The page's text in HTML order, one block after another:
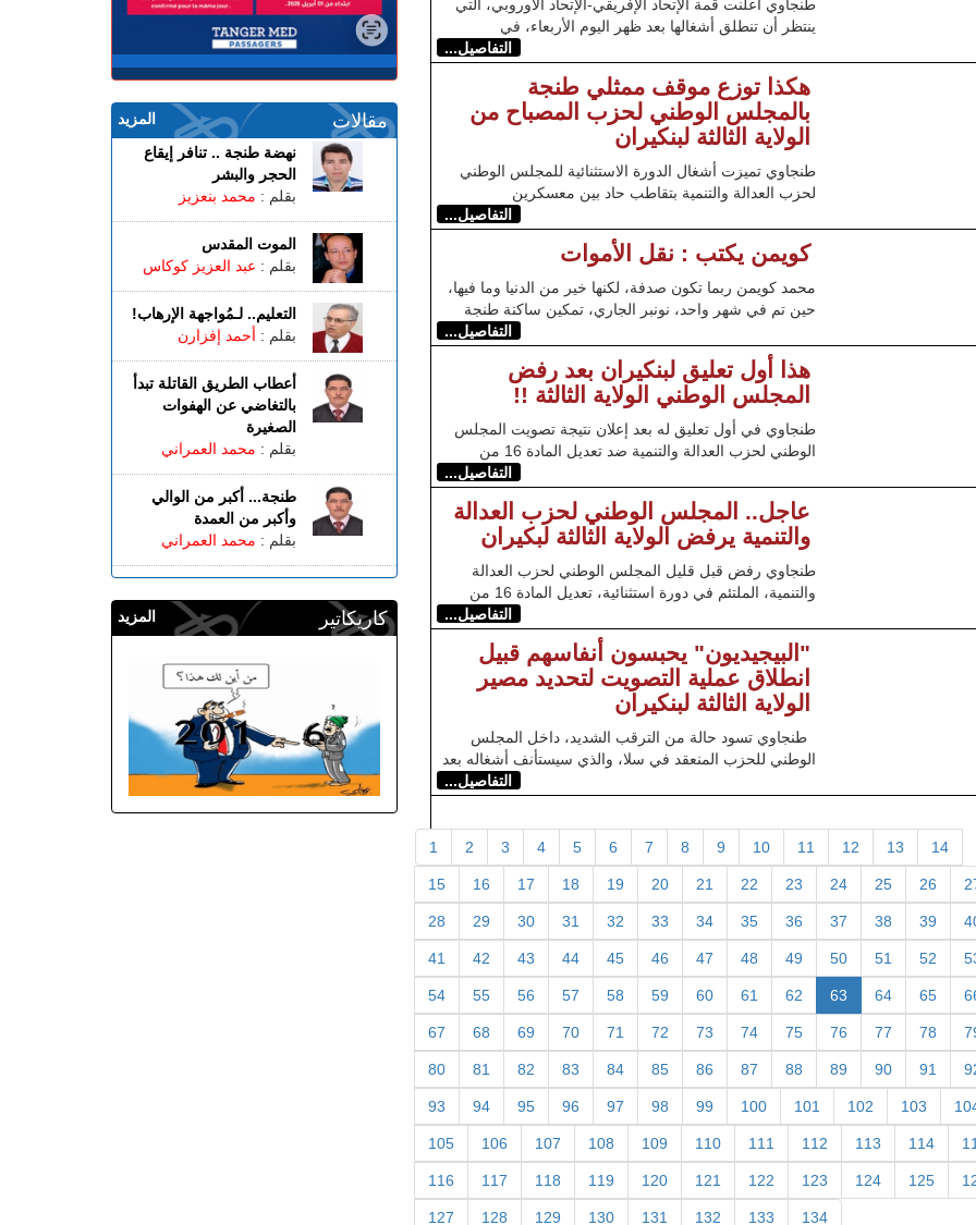
طنجاوي أعلنت قمة الإتحاد الإفريقي-الإتحاد الأوروبي، التي
ينتظر أن تنطلق أشغالها بعد ظهر اليوم الأربعاء، في
التفاصيل...
هكذا توزع موقف ممثلي طنجة
بالمجلس الوطني لحزب المصباح من
الولاية الثالثة لبنكيران
طنجاوي تميزت أشغال الدورة الاستثنائية للمجلس الوطني
لحزب العدالة والتنمية بتقاطب حاد بين معسكرين
التفاصيل...
كويمن يكتب : نقل الأموات
محمد كويمن ربما تكون صدفة، لكنها خير من الدنيا وما فيها،
حين تم في شهر واحد، نونبر الجاري، تمكين ساكنة طنجة
التفاصيل...
هذا أول تعليق لبنكيران بعد رفض
المجلس الوطني الولاية الثالثة !!
طنجاوي في أول تعليق له بعد إعلان نتيجة تصويت المجلس
الوطني لحزب العدالة والتنمية ضد تعديل المادة 16 من
التفاصيل...
عاجل.. المجلس الوطني لحزب العدالة
والتنمية يرفض الولاية الثالثة لبكيران
طنجاوي رفض قبل قليل المجلس الوطني لحزب العدالة
والتنمية، الملتئم في دورة استثنائية، تعديل المادة 16 من
التفاصيل...
"البيجيديون" يحبسون أنفاسهم قبيل
انطلاق عملية التصويت لتحديد مصير
الولاية الثالثة لبنكيران
طنجاوي تسود حالة من الترقب الشديد، داخل المجلس
الوطني للحزب المنعقد في سلا، والذي سيستأنف أشغاله بعد
التفاصيل...
1 2 3 4 5 6 7 8 9 10 11 12 13 14
15 16 17 18 19 20 21 22 23 24 25 26
28 29 30 31 32 33 34 35 36 37 38 39
41 42 43 44 45 46 47 48 49 50 51 52
54 55 56 57 58 59 60 61 62 63 64 65
67 68 69 70 71 72 73 74 75 76 77 78
80 81 82 83 84 85 86 87 88 89 90 91
93 94 95 96 97 98 99 100 101 102 103
105 106 107 108 109 110 111 112 113 114
116 117 118 119 120 121 122 123 124 125
127 128 129 130 131 132 133 134
المزيد مقالات
نهضة طنجة .. تنافر إيقاع
الحجر والبشر
بقلم : محمد بنعزيز
الموت المقدس
بقلم : عبد العزيز كوكاس
التعليم.. لـمُواجهة الإرهاب!
بقلم : أحمد إفزارن
أعطاب الطريق القاتلة تبدأ
بالتغاضي عن الهفوات
الصغيرة
بقلم : محمد العمراني
طنجة... أكبر من الوالي
وأكبر من العمدة
بقلم : محمد العمراني
المزيد كاريكاتير